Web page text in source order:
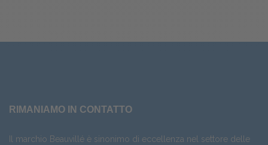
RIMANIAMO IN CONTATTO
Il marchio Beauvillé è sinonimo di eccellenza nel settore delle